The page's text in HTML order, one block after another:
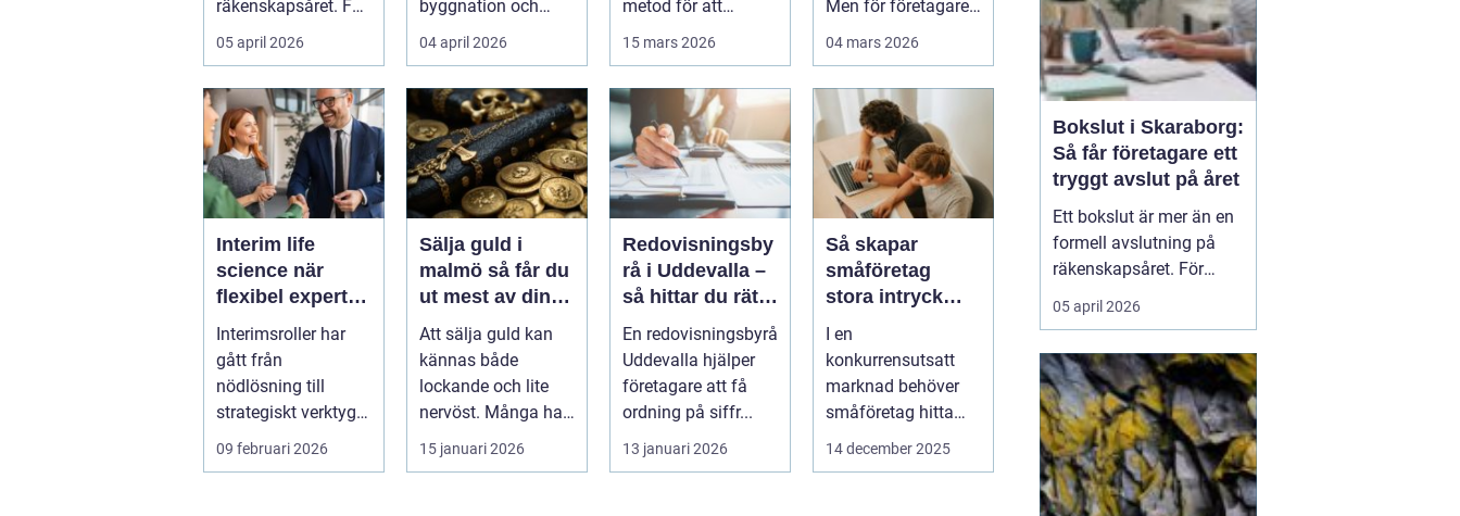
räkenskapsåret. För
05 april 2026
byggnation och
infrastrukturella fr...
04 april 2026
metod för att
15 mars 2026
Men för företagare i
04 mars 2026
Interim life
science när
flexibel expertis
avgör takten
Interimsroller har
gått från
nödlösning till
strategiskt verktyg i
många bolag inom
09 februari 2026
Sälja guld i
malmö så får du
ut mest av dina
värdesaker
Att sälja guld kan
kännas både
lockande och lite
nervöst. Många har
ärvda smycken,
gamla släktklenod...
15 januari 2026
Redovisningsby
rå i Uddevalla –
så hittar du rätt
stöd för
företagets
ekonomi
En redovisningsbyrå
Uddevalla hjälper
företagare att få
ordning på siffr...
13 januari 2026
Så skapar
småföretag
stora intryck
med kreativ
marknadsföring
I en
konkurrensutsatt
marknad behöver
småföretag hitta
sätt att sticka ut
14 december 2025
Bokslut i Skaraborg:
Så får företagare ett
tryggt avslut på året
Ett bokslut är mer än en
formell avslutning på
räkenskapsåret. För
företagare i Skaraborg
fungerar det som ett
verksamheten mår, vilka
satsningar som lönat sig
och var riskerna finns...
05 april 2026